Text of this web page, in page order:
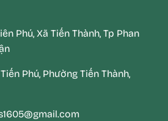
Phú, Xã Tiến Thành, Tp Phan
Phú, Phường Tiến Thành,